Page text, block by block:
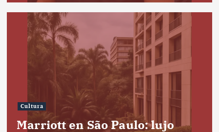
Cultura
Marriott en São Paulo: lujo